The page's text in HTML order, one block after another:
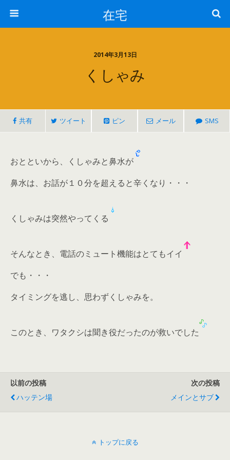
在宅
2014年3月13日
くしゃみ
共有 ツイート ピン メール SMS
おとといから、くしゃみと鼻水が
鼻水は、お話が１０分を超えると辛くなり・・・
くしゃみは突然やってくる
そんなとき、電話のミュート機能はとてもイイ
でも・・・
タイミングを逃し、思わずくしゃみを。
このとき、ワタクシは聞き役だったのが救いでした
以前の投稿
ハッテン場
次の投稿
メインとサブ
トップに戻る